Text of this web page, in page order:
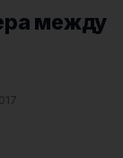
между